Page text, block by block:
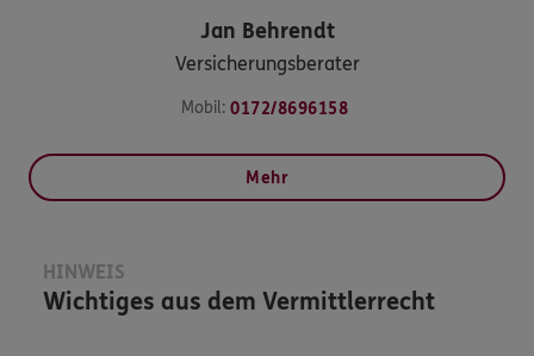
Jan Behrendt
Versicherungsberater
Mobil: 0172/8696158
Mehr
HINWEIS
Wichtiges aus dem Vermittlerrecht